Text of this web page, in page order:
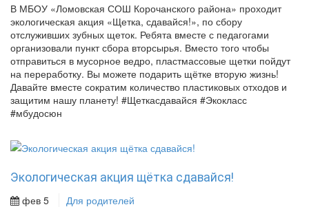
В МБОУ «Ломовская СОШ Корочанского района» проходит
экологическая акция «Щетка, сдавайся!», по сбору
отслуживших зубных щеток. Ребята вместе с педагогами
организовали пункт сбора вторсырья. Вместо того чтобы
отправиться в мусорное ведро, пластмассовые щетки пойдут
на переработку. Вы можете подарить щётке вторую жизнь!
Давайте вместе сократим количество пластиковых отходов и
защитим нашу планету! #Щеткасдавайся #Экокласс
#мбудосюн
Экологическая акция щётка сдавайся!
фев 5
Для родителей